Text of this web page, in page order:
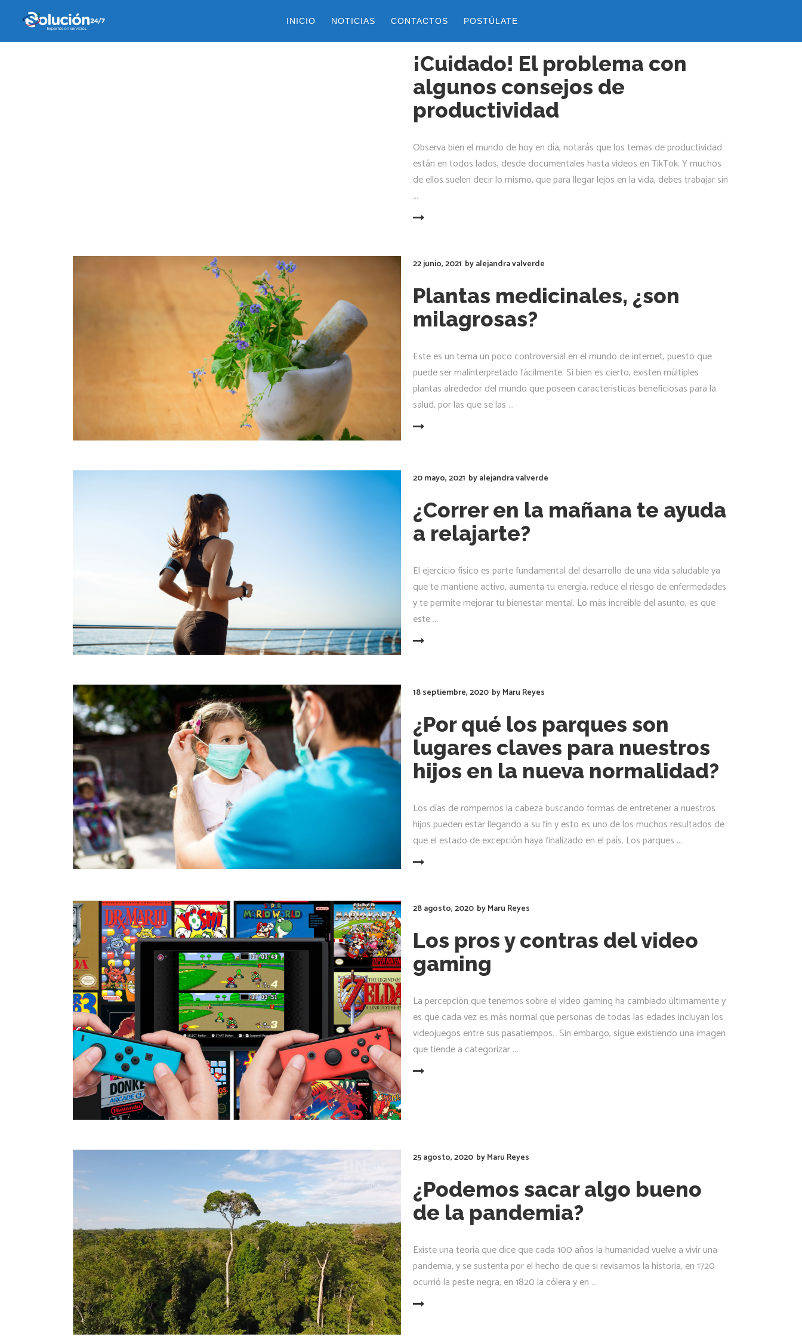
INICIO NOTICIAS CONTACTOS POSTÚLATE
¡Cuidado! El problema con
algunos consejos de
productividad
Observa bien el mundo de hoy en día, notarás que los temas de productividad
están en todos lados, desde documentales hasta videos en TikTok. Y muchos
de ellos suelen decir lo mismo, que para llegar lejos en la vida, debes trabajar sin
22 junio, 2021 byalejandra valverde
Plantas medicinales, ¿son
milagrosas?
Este es un tema un poco controversial en el mundo de internet, puesto que
puede ser malinterpretado fácilmente. Si bien es cierto, existen múltiples
plantas alrededor del mundo que poseen características beneficiosas para la
salud, por las que se las
LEER MÁS
20 mayo, 2021 byalejandra valverde
¿Correr en la mañana te ayuda
a relajarte?
El ejercicio físico es parte fundamental del desarrollo de una vida saludable ya
que te mantiene activo, aumenta tu energía, reduce el riesgo de enfermedades
y te permite mejorar tu bienestar mental. Lo más increíble del asunto, es que
este
LEER MÁS
18 septiembre, 2020 byMaru Reyes
¿Por qué los parques son
lugares claves para nuestros
hijos en la nueva normalidad?
Los días de rompernos la cabeza buscando formas de entretener a nuestros
hijos pueden estar llegando a su fin y esto es uno de los muchos resultados de
que el estado de excepción haya finalizado en el país. Los parques
28 agosto, 2020 byMaru Reyes
Los pros y contras del video
gaming
La percepción que tenemos sobre el video gaming ha cambiado últimamente y
es que cada vez es más normal que personas de todas las edades incluyan los
videojuegos entre sus pasatiempos. Sin embargo, sigue existiendo una imagen
que tiende a categorizar
LEER MÁS
25 agosto, 2020 byMaru Reyes
¿Podemos sacar algo bueno
de la pandemia?
Existe una teoría que dice que cada 100 años la humanidad vuelve a vivir una
pandemia, y se sustenta por el hecho de que si revisamos la historia, en 1720
ocurrió la peste negra, en 1820 la cólera y en
LEER MÁS